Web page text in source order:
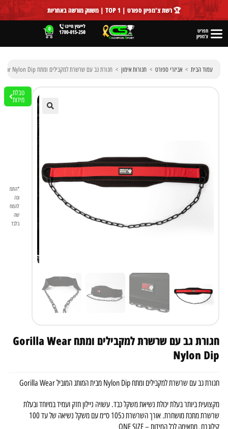
לתוכן 🏆 רשת צ'מפיון ספורט | TOP 1 | משווק מורשה באחריות
תפריט
צ'מפיון
0
עמוד הבית > אביזרי ספורט > חגורות אימון > חגורת גב עם שרשרת למקבילים ומתח Gorilla Wear Nylon Dip
טבלת
מידות
*התמ
ונה
להמח
שה
בלבד
חגורת גב עם שרשרת למקבילים ומתח Gorilla Wear
Nylon Dip
חגורת גב עם שרשרת למקבילים ומתח Nylon Dip מבית המותג המוביל Gorilla Wear
מקצועית ביותר בעלת יכולת נשיאת משקל כבד. עשויה ניילון חזק ועמיד במיוחד ובעלת
שרשרת מתכת מושחרת. אורך השרשרת כ105 ס״מ עם משקל נשיאה של עד 100
קילוגרם. מתאימה לכל המידות – ONE SIZE